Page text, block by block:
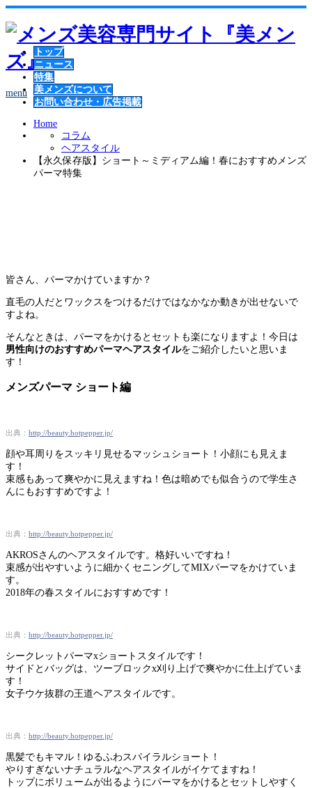
menu
トップ
ニュース
特集
美メンズについて
お問い合わせ・広告掲載
Home
コラム
ヘアスタイル
【永久保存版】ショート～ミディアム編！春におすすめメンズ
パーマ特集
皆さん、パーマかけていますか？
直毛の人だとワックスをつけるだけではなかなか動きが出せないで
すよね。
そんなときは、パーマをかけるとセットも楽になりますよ！今日は
男性向けのおすすめパーマヘアスタイルをご紹介したいと思いま
す！
メンズパーマ ショート編
出典： http://beauty.hotpepper.jp/
顔や耳周りをスッキリ見せるマッシュショート！小顔にも見えま
す！
束感もあって爽やかに見えますね！色は暗めでも似合うので学生さ
んにもおすすめですよ！
出典： http://beauty.hotpepper.jp/
AKROSさんのヘアスタイルです。格好いいですね！
束感が出やすいように細かくセニングしてMIXパーマをかけていま
す。
2018年の春スタイルにおすすめです！
出典： http://beauty.hotpepper.jp/
シークレットパーマxショートスタイルです！
サイドとバッグは、ツーブロックx刈り上げで爽やかに仕上げていま
す！
女子ウケ抜群の王道ヘアスタイルです。
出典： http://beauty.hotpepper.jp/
黒髪でもキマル！ゆるふわスパイラルショート！
やりすぎないナチュラルなヘアスタイルがイケてますね！
トップにボリュームが出るようにパーマをかけるとセットしやすく